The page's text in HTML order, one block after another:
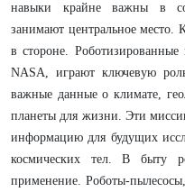
навыки крайне важны в
занимают центральное место.
в стороне. Роботизированные
NASA, играют ключевую
важные данные о климате,
планеты для жизни. Эти
информацию для будущих
космических тел. В быту
применение. Роботы-